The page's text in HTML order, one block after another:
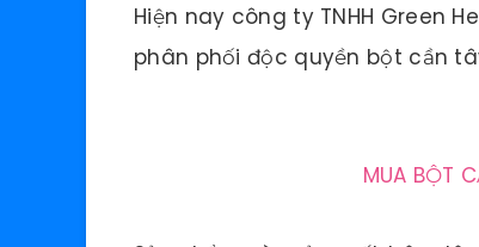
Hiện nay công ty TNHH Green
phân phối độc quyền bột cần
MUA BỘT